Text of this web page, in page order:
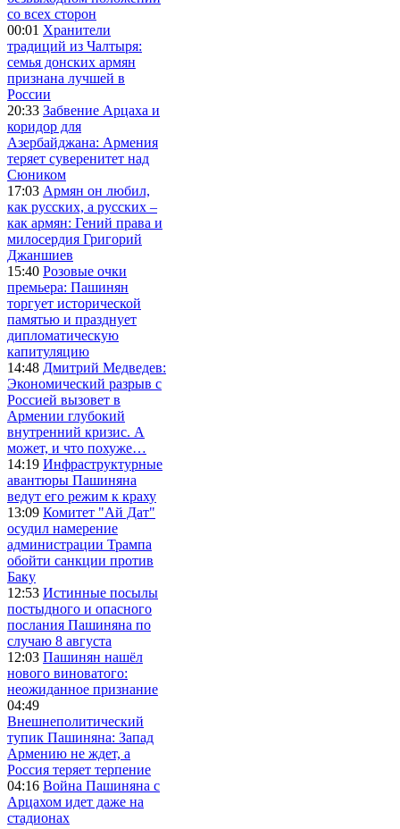
со всех сторон
00:01 Хранители
традиций из Чалтыря:
семья донских армян
признана лучшей в
России
20:33 Забвение Арцаха и
коридор для
Азербайджана: Армения
теряет суверенитет над
Сюником
17:03 Армян он любил,
как русских, а русских –
как армян: Гений права и
милосердия Григорий
Джаншиев
15:40 Розовые очки
премьера: Пашинян
торгует исторической
памятью и празднует
дипломатическую
капитуляцию
14:48 Дмитрий Медведев:
Экономический разрыв с
Россией вызовет в
Армении глубокий
внутренний кризис. А
может, и что похуже…
14:19 Инфраструктурные
авантюры Пашиняна
ведут его режим к краху
13:09 Комитет "Ай Дат"
осудил намерение
администрации Трампа
обойти санкции против
Баку
12:53 Истинные посылы
постыдного и опасного
послания Пашиняна по
случаю 8 августа
12:03 Пашинян нашёл
нового виноватого:
неожиданное признание
04:49
Внешнеполитический
тупик Пашиняна: Запад
Армению не ждет, а
Россия теряет терпение
04:16 Война Пашиняна с
Арцахом идет даже на
стадионах